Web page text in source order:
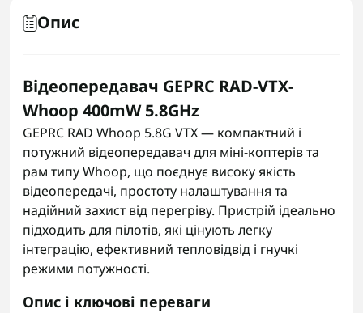
Опис
Відеопередавач GEPRC RAD-VTX-
Whoop 400mW 5.8GHz
GEPRC RAD Whoop 5.8G VTX — компактний і
потужний відеопередавач для міні-коптерів та
рам типу Whoop, що поєднує високу якість
відеопередачі, простоту налаштування та
надійний захист від перегріву. Пристрій ідеально
підходить для пілотів, які цінують легку
інтеграцію, ефективний тепловідвід і гнучкі
режими потужності.
Опис і ключові переваги